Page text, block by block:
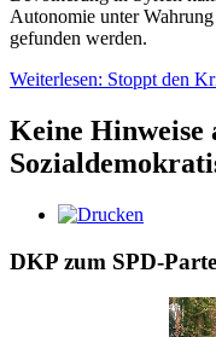
Autonomie unter
gefunden werden.
Weiterlesen: Stoppt den
Keine Hinweise
DKP zum SPD-